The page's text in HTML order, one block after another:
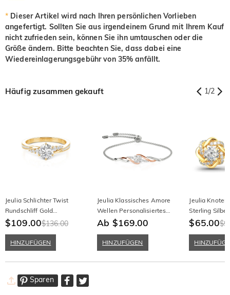
* Dieser Artikel wird nach Ihren persönlichen Vorlieben
angefertigt. Sollten Sie aus irgendeinem Grund mit Ihrem Kauf
nicht zufrieden sein, können Sie ihn umtauschen oder die
Größe ändern. Bitte beachten Sie, dass dabei eine
Wiedereinlagerungsgebühr von 35% anfällt.
Häufig zusammen gekauft 1/2
Jeulia Schlichter Twist
Rundschliff Gold
Versprechensring aus
$109.00$136.00
HINZUFÜGEN
Jeulia Klassisches Amore
Wellen Personalisiertes
Armband
Ab $169.00
HINZUFÜGEN
Jeulia
Sterling
$65.00
Sparen